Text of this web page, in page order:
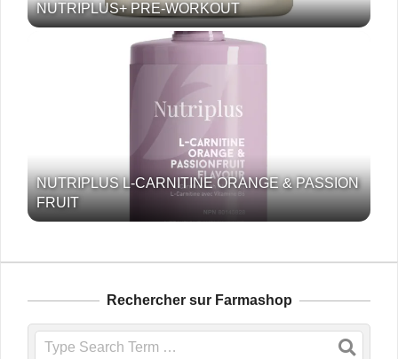
NUTRIPLUS+ PRE-WORKOUT
NUTRIPLUS L-CARNITINE ORANGE & PASSION
FRUIT
Rechercher sur Farmashop
Search